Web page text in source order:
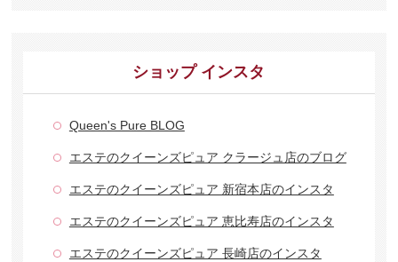
ショップ インスタ
Queen's Pure BLOG
エステのクイーンズピュア クラージュ店のブログ
エステのクイーンズピュア 新宿本店のインスタ
エステのクイーンズピュア 恵比寿店のインスタ
エステのクイーンズピュア 長崎店のインスタ